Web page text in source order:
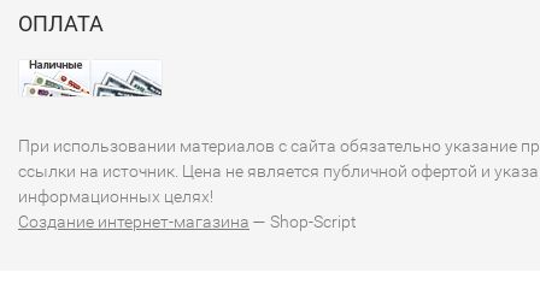
ОПЛАТА
При использовании материалов с сайта обязательно указание
ссылки на источник. Цена не является публичной офертой и
информационных целях!
Создание интернет-магазина — Shop-Script